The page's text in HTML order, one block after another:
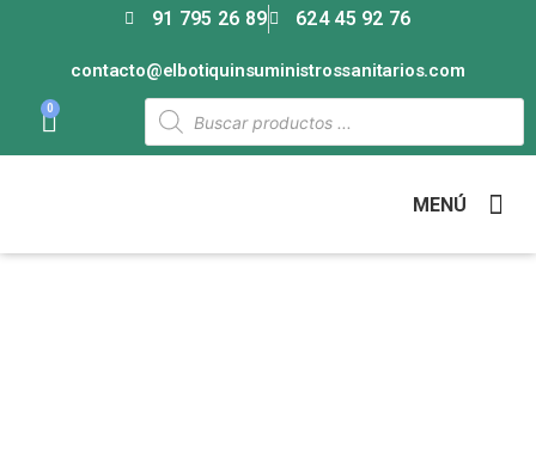
91 795 26 89 624 45 92 76
contacto@elbotiquinsuministrossanitarios.com
0
MENÚ